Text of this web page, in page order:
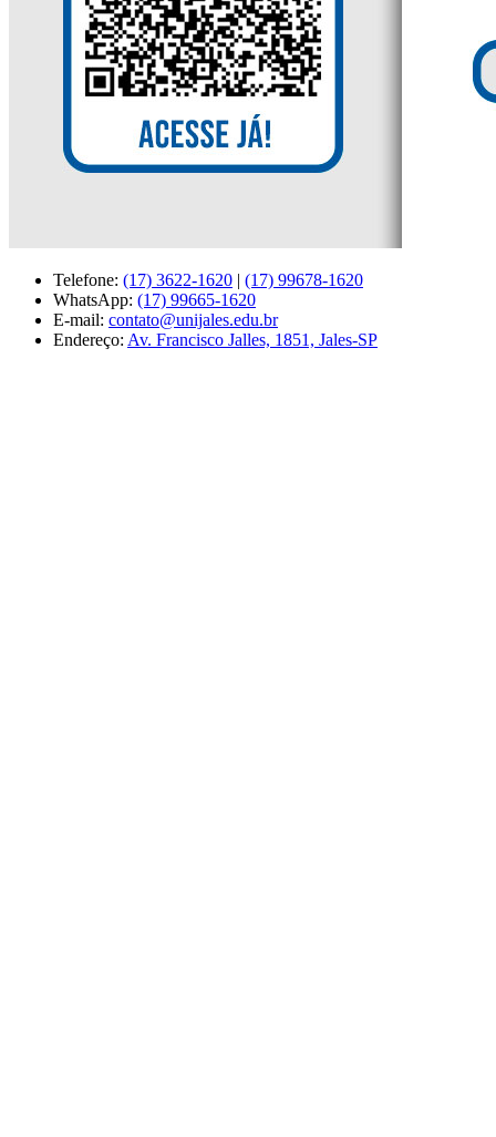
Telefone: (17) 3622-1620 | (17) 99678-1620
WhatsApp: (17) 99665-1620
E-mail: contato@unijales.edu.br
Endereço: Av. Francisco Jalles, 1851, Jales-SP